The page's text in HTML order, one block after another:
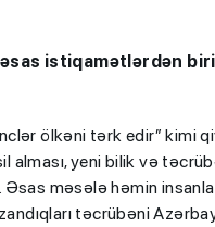
istiqamətlərdən
ölkəni tərk edir”
alması, yeni bilik və
məsələ həmin
təcrübəni